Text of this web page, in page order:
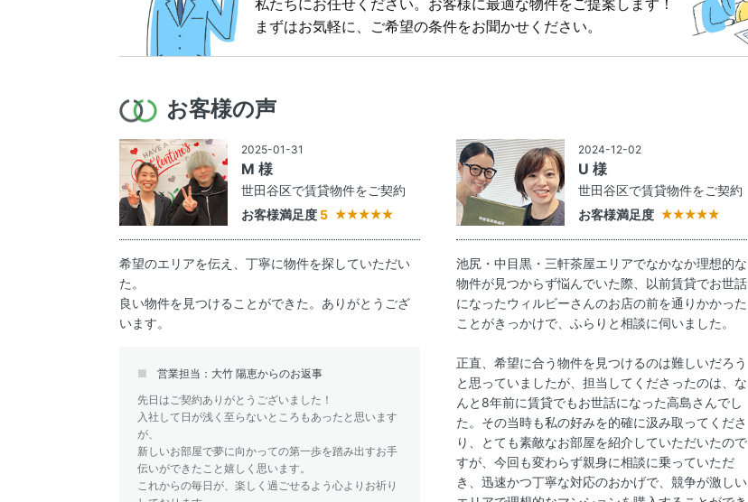
私たちにお任せください。 お客様に最適な物件をご提案します！
まずはお気軽に、ご希望の条件をお聞かせください。
お客様の声
2025-01-31
M 様
世田谷区で賃貸物件をご契約
お客様満足度 5
希望のエリアを伝え、丁寧に物件を探していただい
た。
良い物件を見つけることができた。ありがとうござ
います。
営業担当：大竹 陽恵からのお返事
先日はご契約ありがとうございました！
入社して日が浅く至らないところもあったと思います
が、
新しいお部屋で夢に向かっての第一歩を踏み出すお手
伝いができたこと嬉しく思います。
これからの毎日が、楽しく過ごせるよう心よりお祈り
2024-12-02
U 様
世田谷区で賃貸物件をご契約
お客様満足度
池尻・中目黒・三軒茶屋エリアでなかなか理想的な
物件が見つからず悩んでいた際、以前賃貸でお世話
になったウィルビーさんのお店の前を通りかかった
ことがきっかけで、ふらりと相談に伺いました。
正直、希望に合う物件を見つけるのは難しいだろう
と思っていましたが、担当してくださったのは、な
んと8年前に賃貸でもお世話になった高島さんでし
た。その当時も私の好みを的確に汲み取ってくださ
り、とても素敵なお部屋を紹介していただいたので
すが、今回も変わらず親身に相談に乗っていただ
き、迅速かつ丁寧な対応のおかげで、競争が激しい